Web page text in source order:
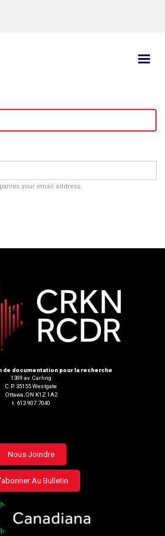
your email address.
de documentation pour la recherche
1309 av. Carling
C.P. 35155 Westgate
Ottawa, ON K1Z 1A2
t. 613.907.7040
Nous Joindre
Au Bulletin